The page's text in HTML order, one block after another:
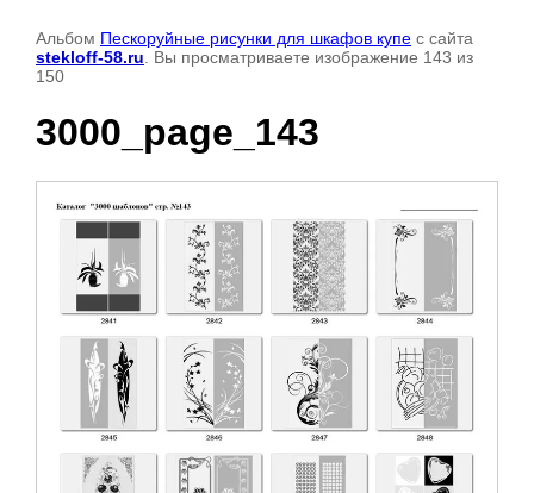
Альбом Пескоруйные рисунки для шкафов купе с сайта
stekloff-58.ru . Вы просматриваете изображение 143 из
150
3000_page_143